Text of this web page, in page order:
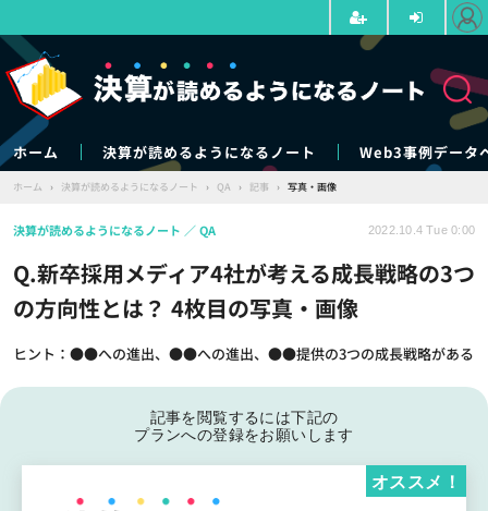
ホーム 決算が読めるようになるノート Web3事例データ
ホーム › 決算が読めるようになるノート › QA › 記事 › 写真・画像
Q.新卒採用メディア4社が考える成長戦略の3つ
の方向性とは？ 4枚目の写真・画像
ヒント：●●への進出、●●への進出、●●提供の3つの成長戦略がある
決算が読めるようになるノート QA 2022.10.4 Tue 0:00
記事を閲覧するには下記の
プランへの登録をお願いします
オススメ！